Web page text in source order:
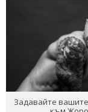
Задавайте